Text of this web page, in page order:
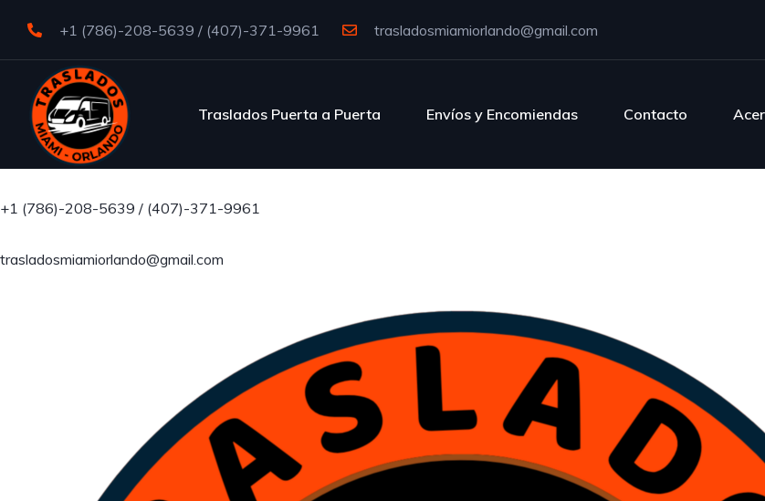
+1 (786)-208-5639 / (407)-371-9961 trasladosmiamiorlando@gmail.com
Traslados Puerta a Puerta Envíos y Encomiendas Contacto
+1 (786)-208-5639 / (407)-371-9961
trasladosmiamiorlando@gmail.com